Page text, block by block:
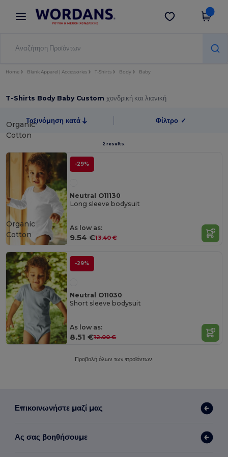
× Εφαρμογή Wordans
Καλύτερες τιμές στην εφαρμογή!
Λήψη app
Home Blank Apparel | Accessories T-Shirts Body Baby
T-Shirts Body Baby Customχονδρική και λιανική
Ταξινόμηση κατά Φίλτρο ✓
2 results.
Organic
Cotton
-29%
Neutral O11130
Long sleeve bodysuit
As low as:
9.54 €13.40 €
Organic
Cotton
-29%
Neutral O11030
Short sleeve bodysuit
As low as:
8.51 €12.00 €
Προβολή όλων των προϊόντων.
Επικοινωνήστε μαζί μας
Ας σας βοηθήσουμε